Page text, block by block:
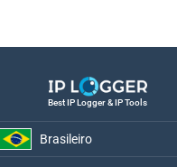
Best IP Logger & IP Tools
Brasileiro